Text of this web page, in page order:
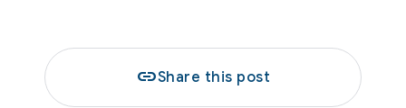
linkShare this post